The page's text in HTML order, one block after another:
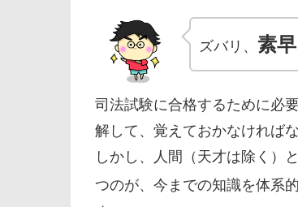
ズバリ、 素
司法試験に合格するために必
解して、覚えておかなければ
しかし、人間（天才は除く）
つのが、今までの知識を体系